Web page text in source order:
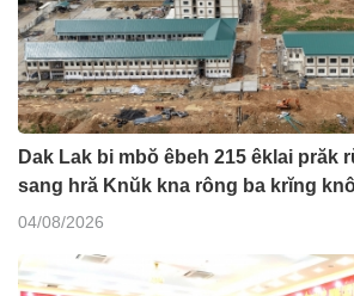
Dak Lak bi mbŏ êbeh 215 êklai prăk
sang hră Knŭk kna rông ba krĭng
04/08/2026